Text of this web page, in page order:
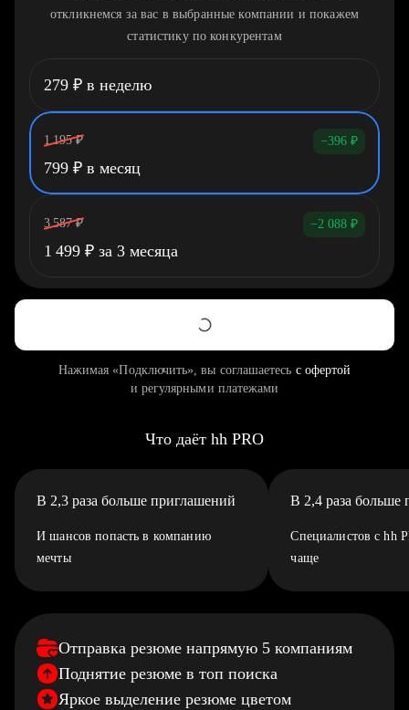
откликнемся за вас в выбранные компании и покажем
статистику по конкурентам
279 ₽ в неделю
1 195 ₽ −396 ₽
799 ₽ в месяц
3 587 ₽ −2 088 ₽
1 499 ₽ за 3 месяца
Нажимая «Подключить», вы соглашаетесь с офертой
и регулярными платежами
Что даёт hh PRO
В 2,3 раза больше приглашений
И шансов попасть в компанию
мечты
В 2,4 раза больше
Специалистов с hh
чаще
Отправка резюме напрямую 5 компаниям
Поднятие резюме в топ поиска
Яркое выделение резюме цветом